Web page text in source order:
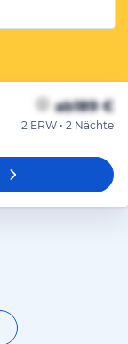
ab189 €
2 ERW • 2 Nächte